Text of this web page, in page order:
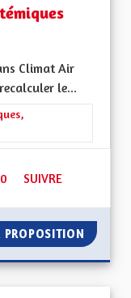
Climat Air
le...
transitions
50 ABONNÉS
SUIVRE
PROPOSITION UNE